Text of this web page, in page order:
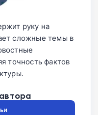
руку на
сложные темы в
точность фактов